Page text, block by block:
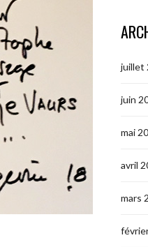
juillet
juin
mai
avril
mars